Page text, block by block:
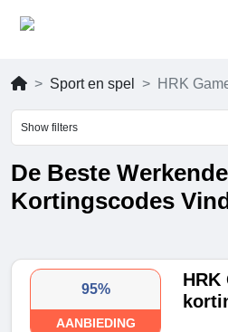
Sport en spel HRK
Show filters
De Beste
Kortingscodes
95%
AANBIEDING
HRK